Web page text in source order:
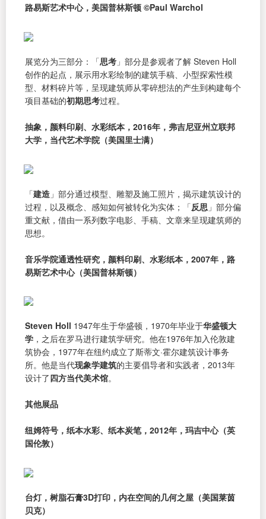
路易斯艺术中心，美国普林斯顿 ©Paul Warchol
展览分为三部分：「思考 」部分是参观者了解 Steven Holl
创作的起点，展示用水彩绘制的建筑手稿、小型探索性模
型、材料碎片等，呈现建筑师从零碎想法的产生到构建每个
项目基础的初期思考过程。
抽象，颜料印刷、水彩纸本，2016年，弗吉尼亚州立联邦
大学，当代艺术学院（美国里士满）
「建造 」部分通过模型、雕塑及施工照片，揭示建筑设计的
过程，以及概念、感知如何被转化为实体；「反思 」部分偏
重文献，借由一系列数字电影、手稿、文章来呈现建筑师的
思想。
音乐学院通透性研究，颜料印刷、水彩纸本，2007年，路
易斯艺术中心（美国普林斯顿）
Steven Holl 1947年生于华盛顿，1970年毕业于华盛顿大
学 ，之后在罗马进行建筑学研究。他在1976年加入伦敦建
筑协会，1977年在纽约成立了斯蒂文·霍尔建筑设计事务
所。他是当代现象学建筑的主要倡导者和实践者，2013年
设计了四方当代美术馆。
其他展品
纽姆符号，纸本水彩、纸本炭笔，2012年，玛吉中心（英
国伦敦）
台灯，树脂石膏3D打印，内在空间的几何之屋（美国莱茵
贝克）